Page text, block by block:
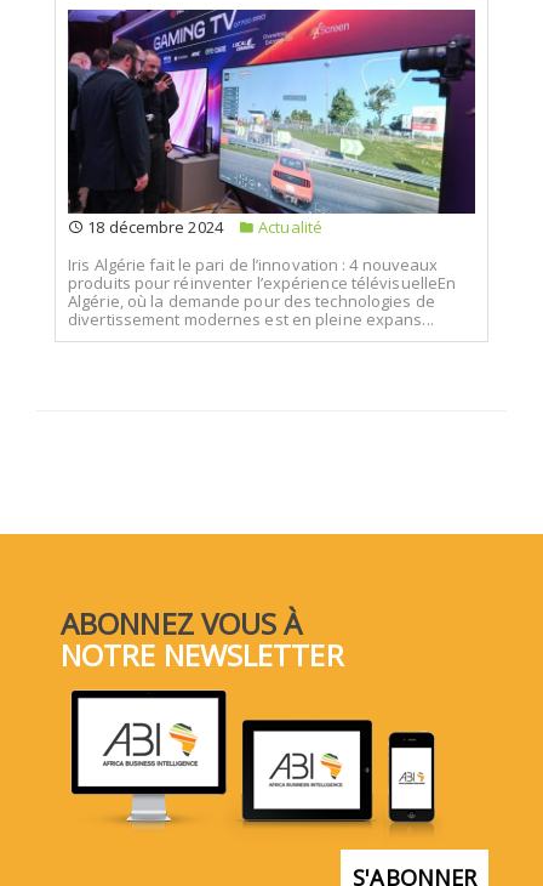
18 décembre 2024
Actualité
Iris Algérie fait le pari de l’innovation : 4 nouveaux
produits pour réinventer l’expérience télévisuelleEn
Algérie, où la demande pour des technologies de
divertissement modernes est en pleine expans...
ABONNEZ VOUS À
NOTRE NEWSLETTER
S'ABONNER